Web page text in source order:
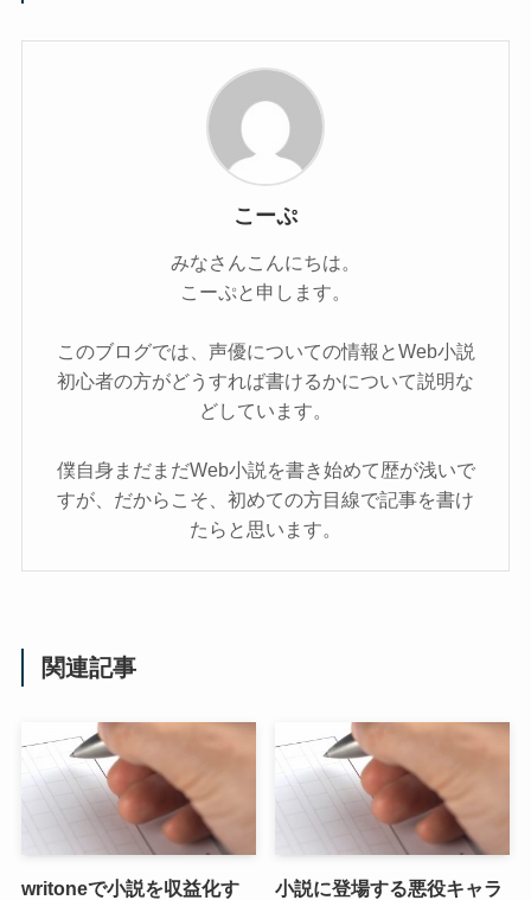
こーぷ
みなさんこんにちは。
こーぷと申します。
このブログでは、声優についての情報とWeb小説
初心者の方がどうすれば書けるかについて説明な
どしています。
僕自身まだまだWeb小説を書き始めて歴が浅いで
すが、だからこそ、初めての方目線で記事を書け
たらと思います。
関連記事
writoneで小説を収益化す
小説に登場する悪役キャラ